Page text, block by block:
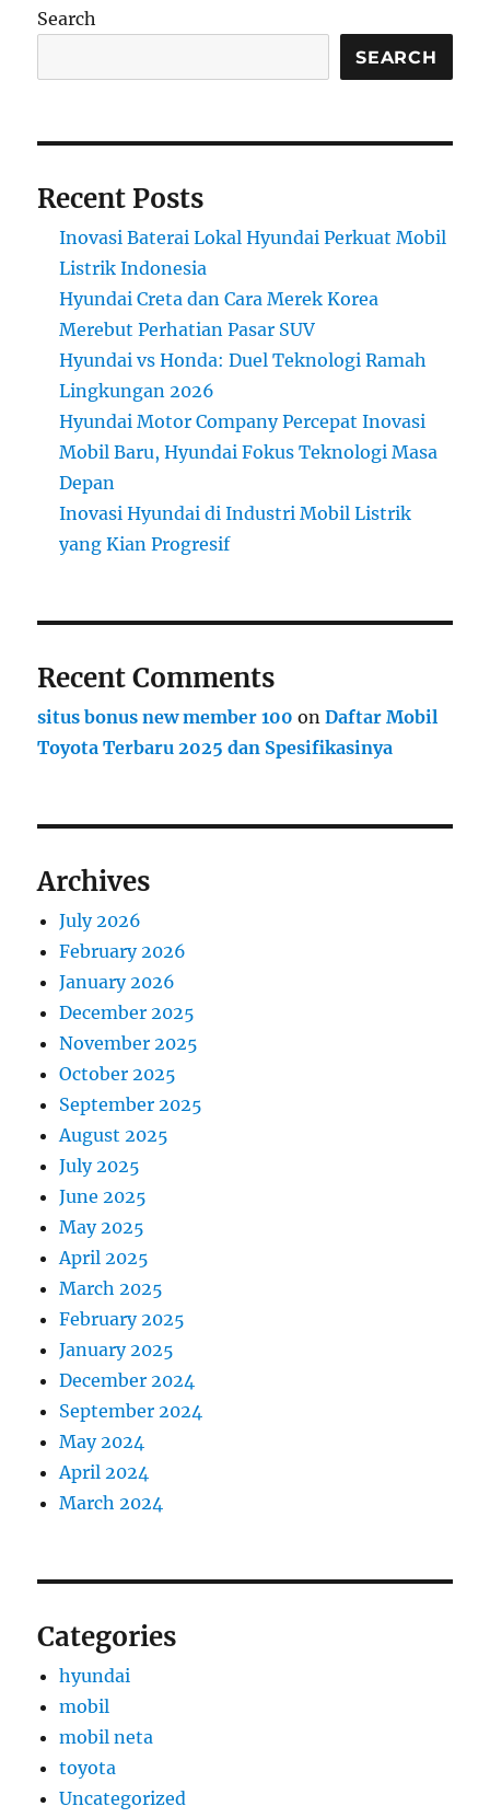
Simetris
Bingung
Sporty
Stylish
Search
SEARCH
Recent Posts
Inovasi Baterai Lokal Hyundai Perkuat Mobil
Listrik Indonesia
Hyundai Creta dan Cara Merek Korea
Merebut Perhatian Pasar SUV
Hyundai vs Honda: Duel Teknologi Ramah
Lingkungan 2026
Hyundai Motor Company Percepat Inovasi
Mobil Baru, Hyundai Fokus Teknologi Masa
Depan
Inovasi Hyundai di Industri Mobil Listrik
yang Kian Progresif
Recent Comments
situs bonus new member 100 onDaftar Mobil
Toyota Terbaru 2025 dan Spesifikasinya
Archives
July 2026
February 2026
January 2026
December 2025
November 2025
October 2025
September 2025
August 2025
July 2025
June 2025
May 2025
April 2025
March 2025
February 2025
January 2025
December 2024
September 2024
May 2024
April 2024
March 2024
Categories
hyundai
mobil
mobil neta
toyota
Uncategorized